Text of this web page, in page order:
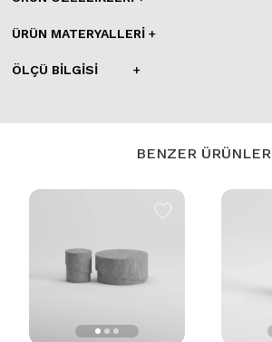
ÜRÜN MATERYALLERI
ÖLÇÜ BILGISI
BENZER ÜRÜNLER